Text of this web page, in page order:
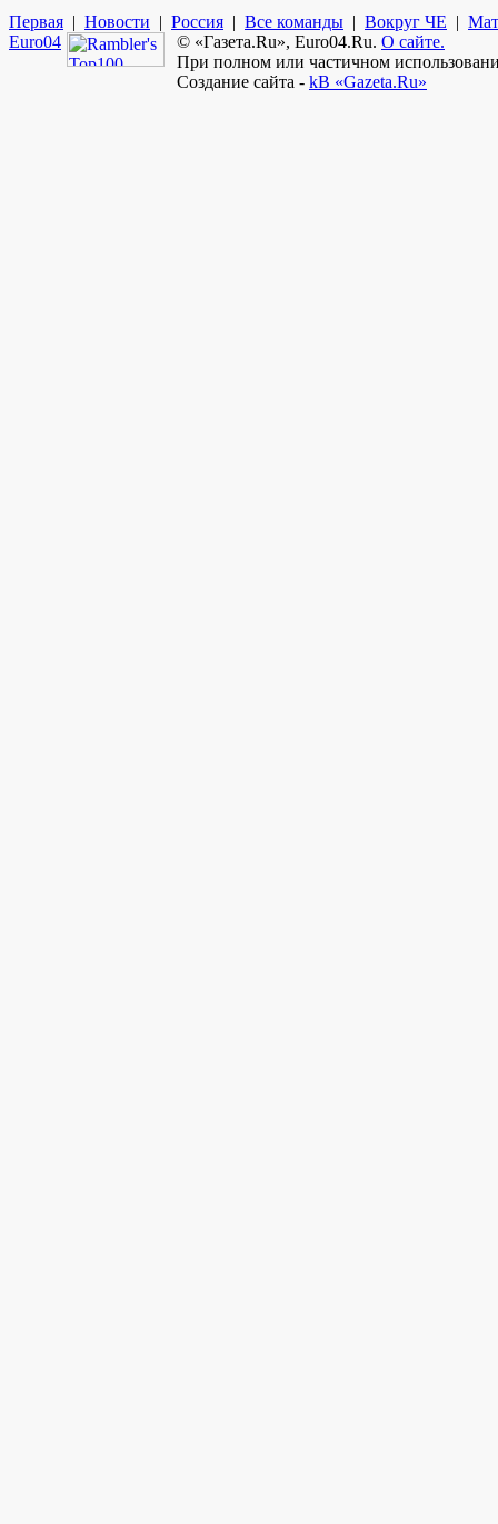
Первая | Новости | Россия | Все команды | Вокруг ЧЕ |
Euro04 © «Газета.Ru», Euro04.Ru. О сайте.
При полном или частичном
Создание сайта - kB «Gazeta.Ru»